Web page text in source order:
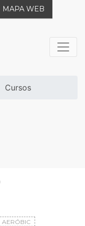
MAPA WEB
Cursos
AERÓBIC